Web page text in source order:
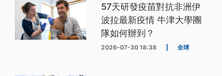
57天研發疫苗對抗非洲伊
波拉最新疫情 牛津大學團
隊如何辦到？
2026-07-30 18:38 全球